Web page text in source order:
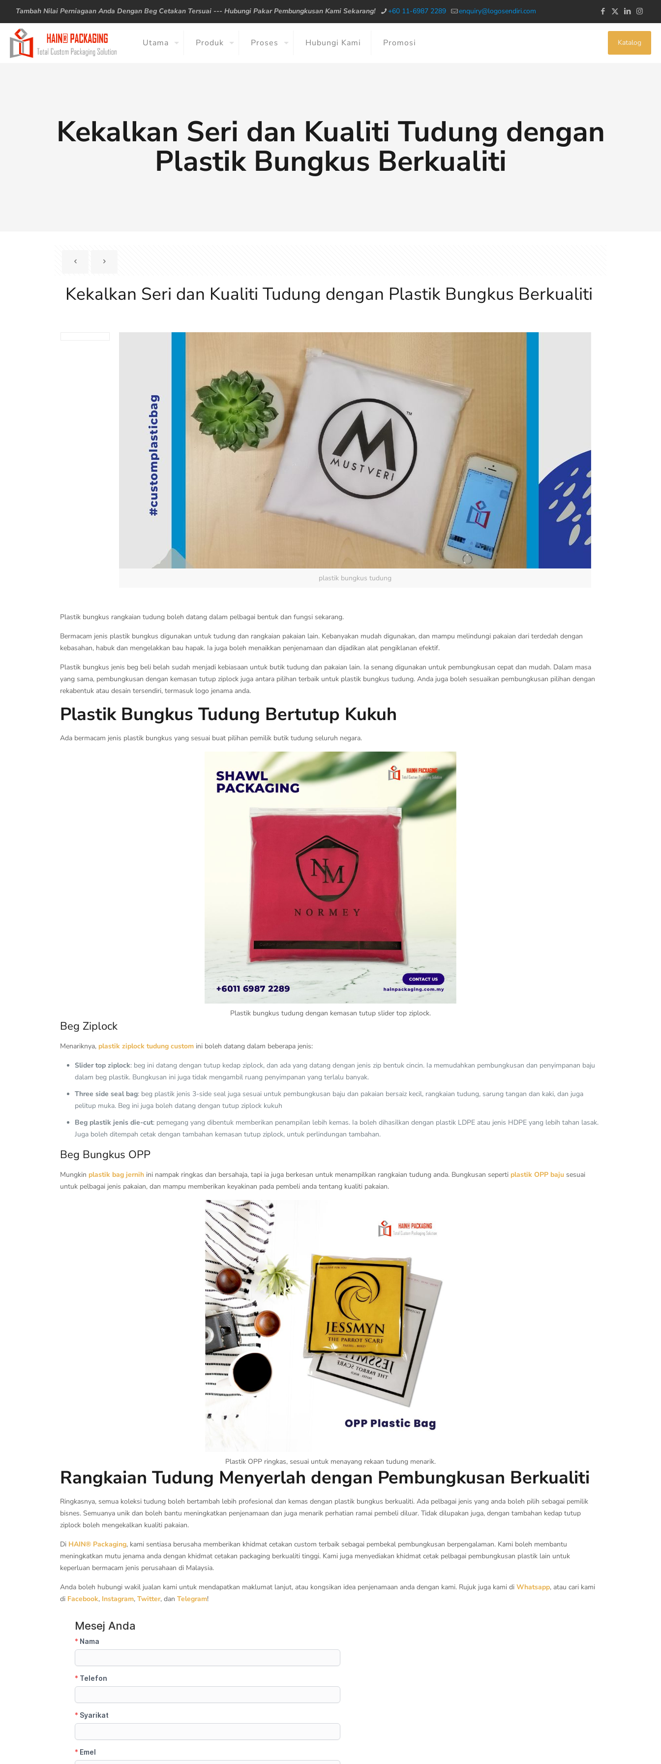
Tambah Nilai Perniagaan Anda Dengan Beg Cetakan Tersuai --- Hubungi Pakar Pembungkusan Kami Sekarang! +60 11-6987 2289 enquiry@logosendiri.com
Utama Produk Proses Hubungi Kami Promosi Katalog
Kekalkan Seri dan Kualiti Tudung dengan
Plastik Bungkus Berkualiti
Kekalkan Seri dan Kualiti Tudung dengan Plastik Bungkus Berkualiti
plastik bungkus tudung
Plastik bungkus rangkaian tudung boleh datang dalam pelbagai bentuk dan fungsi sekarang.
Bermacam jenis plastik bungkus digunakan untuk tudung dan rangkaian pakaian lain. Kebanyakan mudah digunakan, dan mampu melindungi pakaian dari terdedah dengan
kebasahan, habuk dan mengelakkan bau hapak. Ia juga boleh menaikkan penjenamaan dan dijadikan alat pengiklanan efektif.
Plastik bungkus jenis beg beli belah sudah menjadi kebiasaan untuk butik tudung dan pakaian lain. Ia senang digunakan untuk pembungkusan cepat dan mudah. Dalam masa
yang sama, pembungkusan dengan kemasan tutup ziplock juga antara pilihan terbaik untuk plastik bungkus tudung. Anda juga boleh sesuaikan pembungkusan pilihan dengan
rekabentuk atau desain tersendiri, termasuk logo jenama anda.
Plastik Bungkus Tudung Bertutup Kukuh
Ada bermacam jenis plastik bungkus yang sesuai buat pilihan pemilik butik tudung seluruh negara.
Plastik bungkus tudung dengan kemasan tutup slider top ziplock.
Beg Ziplock
Menariknya, plastik ziplock tudung custom ini boleh datang dalam beberapa jenis:
Slider top ziplock: beg ini datang dengan tutup kedap ziplock, dan ada yang datang dengan jenis zip bentuk cincin. Ia memudahkan pembungkusan dan penyimpanan baju
dalam beg plastik. Bungkusan ini juga tidak mengambil ruang penyimpanan yang terlalu banyak.
Three side seal bag: beg plastik jenis 3-side seal juga sesuai untuk pembungkusan baju dan pakaian bersaiz kecil, rangkaian tudung, sarung tangan dan kaki, dan juga
pelitup muka. Beg ini juga boleh datang dengan tutup ziplock kukuh
Beg plastik jenis die-cut: pemegang yang dibentuk memberikan penampilan lebih kemas. Ia boleh dihasilkan dengan plastik LDPE atau jenis HDPE yang lebih tahan lasak.
Juga boleh ditempah cetak dengan tambahan kemasan tutup ziplock, untuk perlindungan tambahan.
Beg Bungkus OPP
Mungkin plastik bag jernih ini nampak ringkas dan bersahaja, tapi ia juga berkesan untuk menampilkan rangkaian tudung anda. Bungkusan seperti plastik OPP baju sesuai
untuk pelbagai jenis pakaian, dan mampu memberikan keyakinan pada pembeli anda tentang kualiti pakaian.
Plastik OPP ringkas, sesuai untuk menayang rekaan tudung menarik.
Rangkaian Tudung Menyerlah dengan Pembungkusan Berkualiti
Ringkasnya, semua koleksi tudung boleh bertambah lebih profesional dan kemas dengan plastik bungkus berkualiti. Ada pelbagai jenis yang anda boleh pilih sebagai pemilik
bisnes. Semuanya unik dan boleh bantu meningkatkan penjenamaan dan juga menarik perhatian ramai pembeli diluar. Tidak dilupakan juga, dengan tambahan kedap tutup
ziplock boleh mengekalkan kualiti pakaian.
Di HAIN® Packaging, kami sentiasa berusaha memberikan khidmat cetakan custom terbaik sebagai pembekal pembungkusan berpengalaman. Kami boleh membantu
meningkatkan mutu jenama anda dengan khidmat cetakan packaging berkualiti tinggi. Kami juga menyediakan khidmat cetak pelbagai pembungkusan plastik lain untuk
keperluan bermacam jenis perusahaan di Malaysia.
Anda boleh hubungi wakil jualan kami untuk mendapatkan maklumat lanjut, atau kongsikan idea penjenamaan anda dengan kami. Rujuk juga kami diWhatsapp, atau cari kami
di Facebook, Instagram,Twitter, danTelegram!